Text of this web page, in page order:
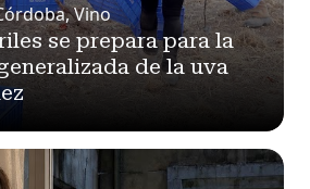
Vino
se prepara para la
de la uva